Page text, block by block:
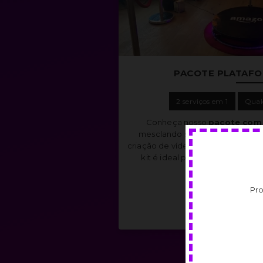
PACOTE
2 serviços em 1
Conheça nosso pacote com
mesclando sonorização
criação de vídeos animados
kit é ideal para engajar os